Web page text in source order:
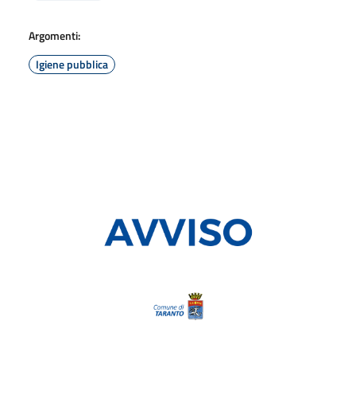
Argomenti:
Igiene pubblica